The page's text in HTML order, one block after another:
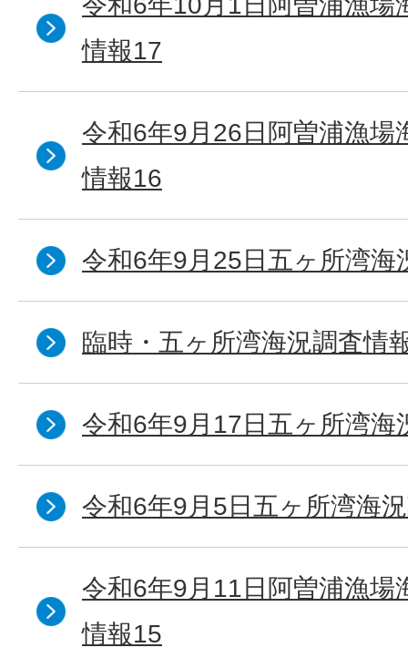
情報17
令和6年9月26日阿曽浦漁場
情報16
令和6年9月25日五ヶ所湾海
臨時・五ヶ所湾海況調査情
令和6年9月17日五ヶ所湾海
令和6年9月5日五ヶ所湾海
令和6年9月11日阿曽浦漁場
情報15